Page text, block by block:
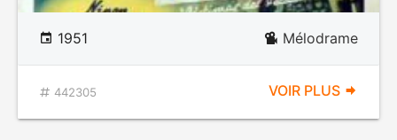
1951 Mélodrame
442305 VOIR PLUS